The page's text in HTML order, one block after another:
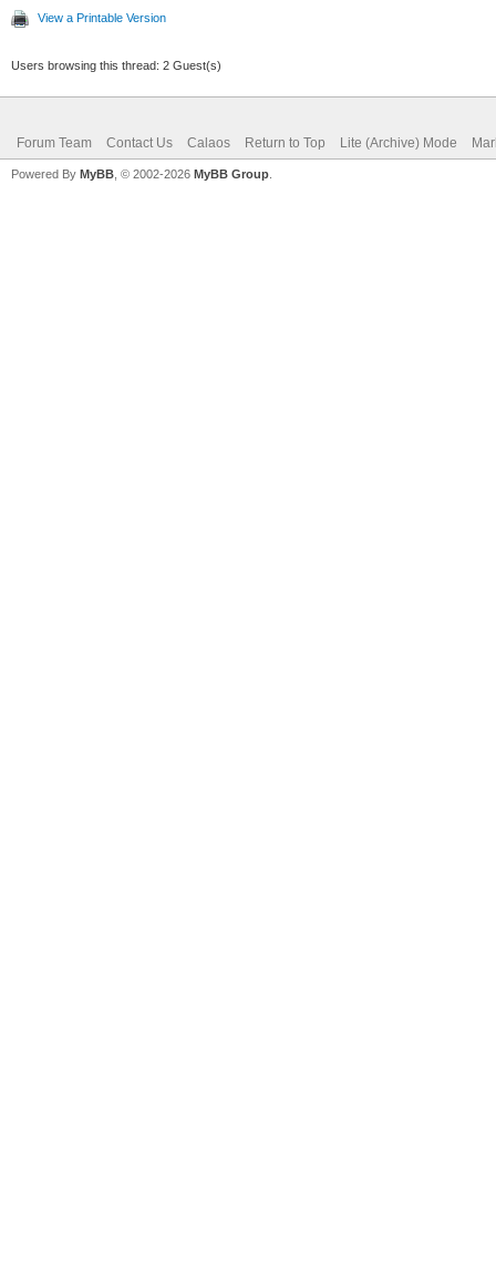
View a Printable Version
Users browsing this thread: 2 Guest(s)
Forum Team Contact Us Calaos Return to Top Lite (Archive) Mode
Powered By MyBB , © 2002-2026 MyBB Group